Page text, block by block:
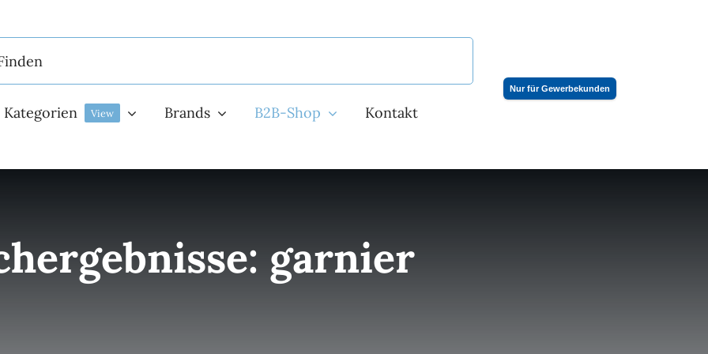
Kategorien View Brands B2B-Shop Kontakt
Nur für Gewerbekunden
garnier